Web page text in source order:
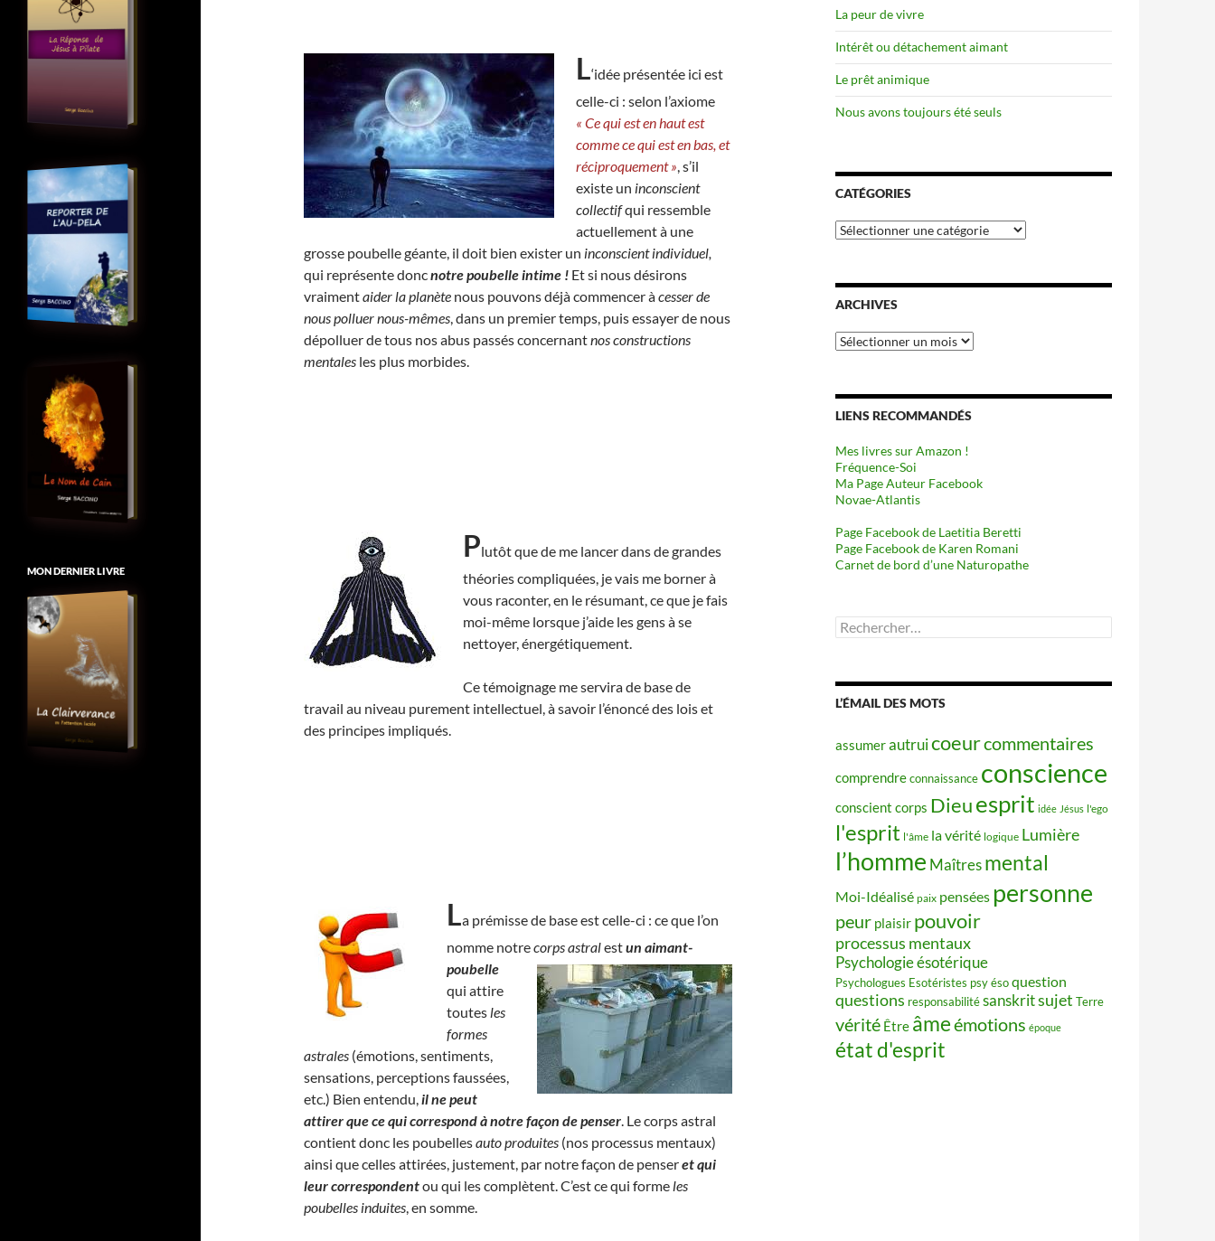
L‘idée présentée ici est
celle-ci : selon l’axiome
« Ce qui est en haut est
comme ce qui est en bas, et
réciproquement », s’il
existe un inconscient
collectifqui ressemble
actuellement à une
grosse poubelle géante, il doit bien exister un inconscient individuel,
qui représente doncnotre poubelle intime ! Et si nous désirons
vraimentaider la planète nous pouvons déjà commencer àcesser de
nous polluer nous-mêmes, dans un premier temps, puis essayer de nous
dépolluer de tous nos abus passés concernantnos constructions
mentales les plus morbides.
Plutôt que de me lancer dans de grandes
théories compliquées, je vais me borner à
vous raconter, en le résumant, ce que je fais
moi-même lorsque j’aide les gens à se
nettoyer, énergétiquement.
Ce témoignage me servira de base de
travail au niveau purement intellectuel, à savoir l’énoncé des lois et
des principes impliqués.
La prémisse de base est celle-ci : ce que l’on
nomme notrecorps astralestun aimant-
poubelle
qui attire
toutes les
formes
astrales (émotions, sentiments,
sensations, perceptions faussées,
etc.) Bien entendu,il ne peut
attirer que ce qui correspond à notre façon de penser. Le corps astral
contient donc les poubellesauto produites (nos processus mentaux)
ainsi que celles attirées, justement, par notre façon de penseret qui
leur correspondentou qui les complètent. C’est ce qui forme les
poubelles induites, en somme.
La peur de vivre
Intérêt ou détachement aimant
Le prêt animique
Nous avons toujours été seuls
CATÉGORIES
Catégories
ARCHIVES
Archives
LIENS RECOMMANDÉS
Mes livres sur Amazon !
Fréquence-Soi
Ma Page Auteur Facebook
Novae-Atlantis
Page Facebook de Laetitia Beretti
Page Facebook de Karen Romani
Carnet de bord d’une Naturopathe
Rechercher :
L’ÉMAIL DES MOTS
assumerautruicoeurcommentaires
comprendreconnaissance conscience
conscient corps Dieuesprit idée Jésus l'ego
l'esprit l'âme la vérité logique Lumière
l’homme Maîtres mental
Moi-Idéalisé paix pensées personne
peur plaisir pouvoir
processus mentaux
Psychologie ésotérique
Psychologues Esotéristes psy ésoquestion
questions responsabilitésanskritsujet Terre
vérité Être âmeémotions époque
état d'esprit
MON DERNIER LIVRE